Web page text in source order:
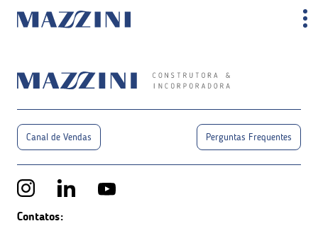
Canal de Vendas Perguntas Frequentes
Contatos: